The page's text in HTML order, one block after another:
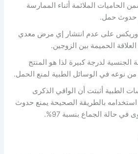
الحاميات الملائمة أثناء الممارسة
حدوث حمل.
على عدم انتشار إي مرض معدي
الحميمة بين الزوجين.
الجنسية لدرجة كبيرة لذا هو المنتج
من نوعه في الوسائل الطبية لمنع الحمل.
الطبية أثبتت أن الواقي الذكرى
بالطريقة الصحيحة يمنع حدوث
في حالة الجماع بنسبة 97%.